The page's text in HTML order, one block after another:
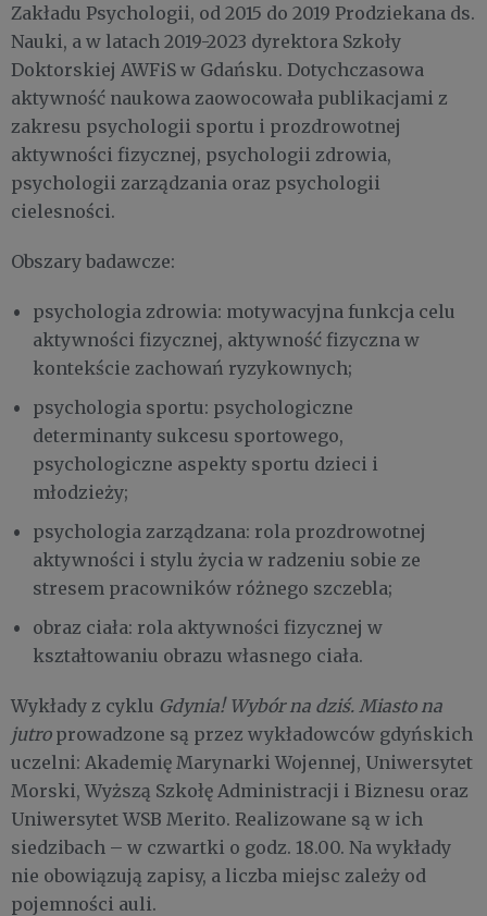
Zakładu Psychologii, od 2015 do 2019 Prodziekana ds.
Nauki, a w latach 2019-2023 dyrektora Szkoły
Doktorskiej AWFiS w Gdańsku. Dotychczasowa
aktywność naukowa zaowocowała publikacjami z
zakresu psychologii sportu i prozdrowotnej
aktywności fizycznej, psychologii zdrowia,
psychologii zarządzania oraz psychologii
cielesności.
Obszary badawcze:
psychologia zdrowia: motywacyjna funkcja celu
aktywności fizycznej, aktywność fizyczna w
kontekście zachowań ryzykownych;
psychologia sportu: psychologiczne
determinanty sukcesu sportowego,
psychologiczne aspekty sportu dzieci i
młodzieży;
psychologia zarządzana: rola prozdrowotnej
aktywności i stylu życia w radzeniu sobie ze
stresem pracowników różnego szczebla;
obraz ciała: rola aktywności fizycznej w
kształtowaniu obrazu własnego ciała.
Wykłady z cyklu Gdynia! Wybór na dziś. Miasto na
jutroprowadzone są przez wykładowców gdyńskich
uczelni: Akademię Marynarki Wojennej, Uniwersytet
Morski, Wyższą Szkołę Administracji i Biznesu oraz
Uniwersytet WSB Merito. Realizowane są w ich
siedzibach – w czwartki o godz. 18.00. Na wykłady
nie obowiązują zapisy, a liczba miejsc zależy od
pojemności auli.